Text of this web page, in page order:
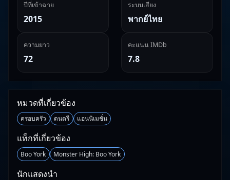
ปีที่เข้าฉาย
2015
ระบบเสียง
พากย์ไทย
ความยาว
72
คะแนน IMDb
7.8
หมวดที่เกี่ยวข้อง
ครอบครัว ดนตรี แอนนิเมชั่น
แท็กที่เกี่ยวข้อง
Boo York Monster High: Boo York
นักแสดงนำ